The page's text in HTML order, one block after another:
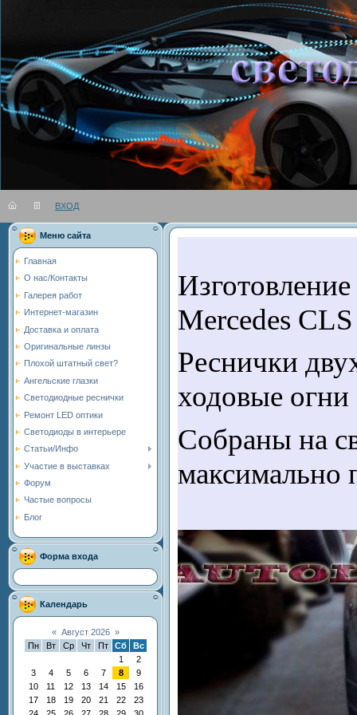
ВХОД
Меню сайта
Главная
О нас/Контакты
Галерея работ
Интернет-магазин
Доставка и оплата
Оригинальные линзы
Плохой штатный свет?
Ангельские глазки
Светодиодные реснички
Ремонт LED оптики
Светодиоды в интерьере
Статьи/Инфо
Участие в выставках
Форум
Частые вопросы
Блог
Форма входа
Календарь
« Август 2026 »
Пн
Вт Ср Чт Пт Сб
Вс
1
2
3
4 5 6 7 8
9
10
11 12 13 14 15
16
17
18 19 20 21 22
23
Mercedes
Реснички
ходовые
Собраны на
максимально